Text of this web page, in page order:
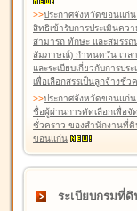
>>ประกาศจังหวัดขอนแก่น
สิทธิเข้ารับการประเมินคว
สามารถ ทักษะ และสมรรถ
สัมภาษณ์) กำหนดวัน เวล
และระเบียบเกี่ยวกับการปร
เพื่อเลือกสรรเป็นลูกจ้างชั่ว
>>ประกาศจังหวัดขอนแก่น
ชื่อผู้ผ่านการคัดเลือกเพื่อจั
ชั่วคราว ของสำนักงานที่ดิ
ขอนแก่น
ระเบียบกรมที่ดิ